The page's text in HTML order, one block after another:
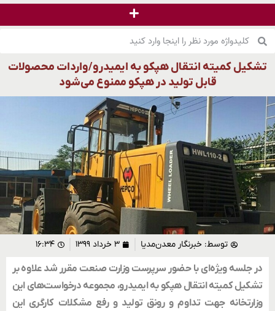
تشکیل کمیته انتقال هپکو به ایمیدرو/واردات محصولات
قابل تولید در هپکو ممنوع می‌شود
توسط: خبرنگار معدن‌مدیا ۳ خرداد ۱۳۹۹ ۱۶:۳۴
در جلسه ویژه‌ای با حضور سرپرست وزارت صنعت مقرر شد علاوه بر
تشکیل کمیته انتقال هپکو به ایمیدرو، مجموعه درخواست‌های این
وزارتخانه جهت تداوم و رونق تولید و رفع مشکلات کارگری این